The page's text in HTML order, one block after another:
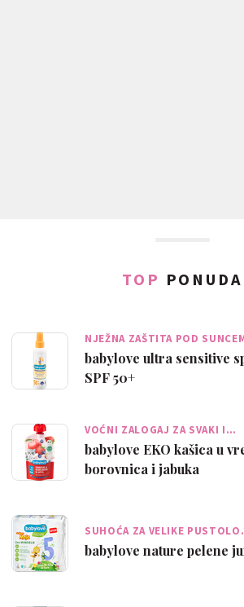
TOP PONUDA
NJEŽNA ZAŠTITA POD
babylove ultra sensitive
SPF 50+
VOĆNI ZALOGAJ ZA SVAKI I…
babylove EKO kašica u
borovnica i jabuka
SUHOĆA ZA VELIKE
babylove nature pelene